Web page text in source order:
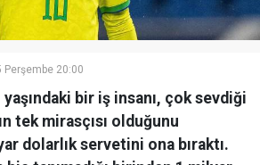
Perşembe 20:00
bir iş insanı, çok sevdiği
tek mirasçısı olduğunu
dolarlık servetini ona bıraktı.